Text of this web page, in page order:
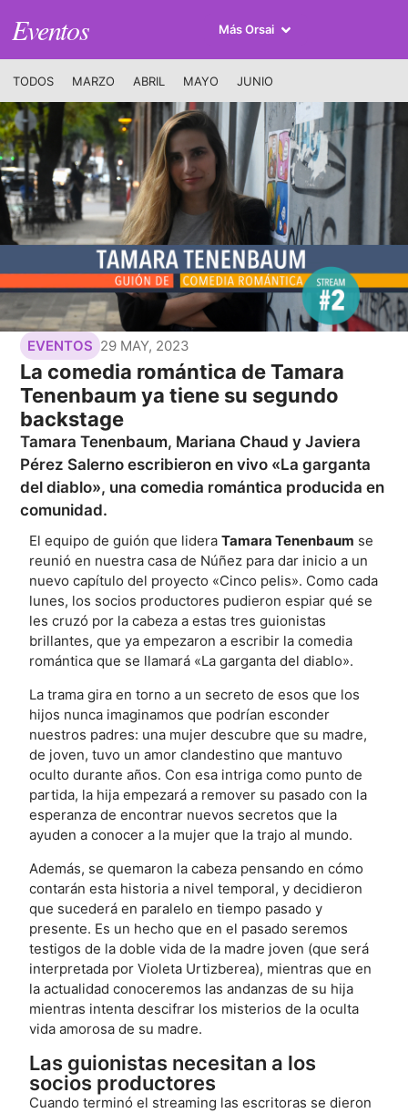
Eventos Más Orsai
TODOS MARZO ABRIL MAYO JUNIO
EVENTOS 29 MAY, 2023
La comedia romántica de Tamara
Tenenbaum ya tiene su segundo
backstage
Tamara Tenenbaum, Mariana Chaud y Javiera
Pérez Salerno escribieron en vivo «La garganta
del diablo», una comedia romántica producida en
comunidad.
El equipo de guión que lideraTamara Tenenbaum se
reunió en nuestra casa de Núñez para dar inicio a un
nuevo capítulo del proyecto «Cinco pelis». Como cada
lunes, los socios productores pudieron espiar qué se
les cruzó por la cabeza a estas tres guionistas
brillantes, que ya empezaron a escribir la comedia
romántica que se llamará «La garganta del diablo».
La trama gira en torno a un secreto de esos que los
hijos nunca imaginamos que podrían esconder
nuestros padres: una mujer descubre que su madre,
de joven, tuvo un amor clandestino que mantuvo
oculto durante años. Con esa intriga como punto de
partida, la hija empezará a remover su pasado con la
esperanza de encontrar nuevos secretos que la
ayuden a conocer a la mujer que la trajo al mundo.
Además, se quemaron la cabeza pensando en cómo
contarán esta historia a nivel temporal, y decidieron
que sucederá en paralelo en tiempo pasado y
presente. Es un hecho que en el pasado seremos
testigos de la doble vida de la madre joven (que será
interpretada por Violeta Urtizberea), mientras que en
la actualidad conoceremos las andanzas de su hija
mientras intenta descifrar los misterios de la oculta
vida amorosa de su madre.
Las guionistas necesitan a los
socios productores
Cuando terminó el streaming las escritoras se dieron